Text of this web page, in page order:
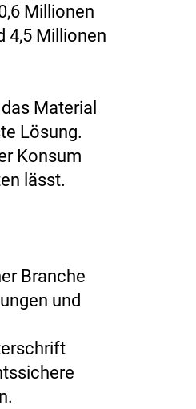
Millionen
4,5 Millionen
Material
Lösung.
Konsum
lässt.
Branche
und